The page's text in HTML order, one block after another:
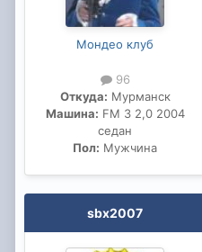
Мондео клуб
96
Откуда: Мурманск
Машина: FM 3 2,0 2004
седан
Пол: Мужчина
sbx2007